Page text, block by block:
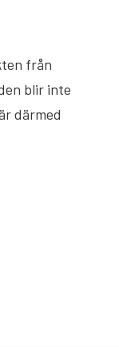
från
blir inte
därmed